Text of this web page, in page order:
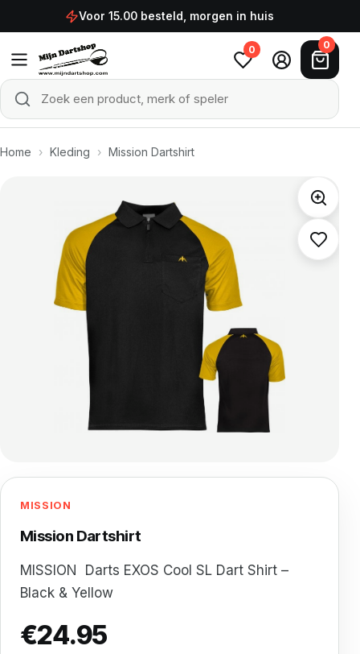
Ga naar de inhoudVoor 15.00 besteld, morgen in huis
Zoek een product, merk of speler
Zoeken
0 0
Home › Kleding › Mission Dartshirt
MISSION
Mission Dartshirt
MISSION
Darts EXOS Cool SL Dart Shirt –
Black & Yellow
€24.95